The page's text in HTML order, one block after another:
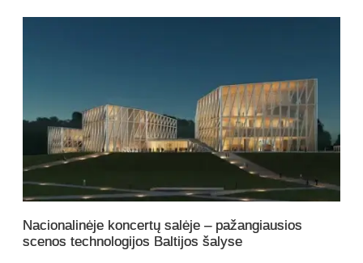
Nacionalinėje koncertų salėje – pažangiausios
scenos technologijos Baltijos šalyse